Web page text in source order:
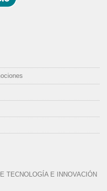
TECNOLOGÍA E INNOVACIÓN